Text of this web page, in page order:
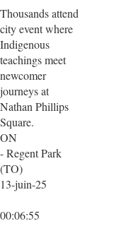
Thousands attend
city event where
Indigenous
teachings meet
newcomer
journeys at
Nathan Phillips
Square.
ON
- Regent Park
(TO)
13-juin-25
00:06:55